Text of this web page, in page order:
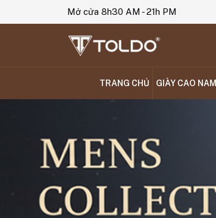
Mở cửa 8h30 AM - 21h PM
TRANG CHỦ GIÀY CAO NAM